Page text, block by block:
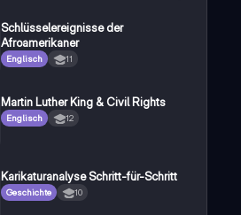
Schlüsselereignisse der
Afroamerikaner
Englisch 11
Martin Luther King & Civil Rights
Englisch 12
Karikaturanalyse Schritt-für-Schritt
Geschichte 10